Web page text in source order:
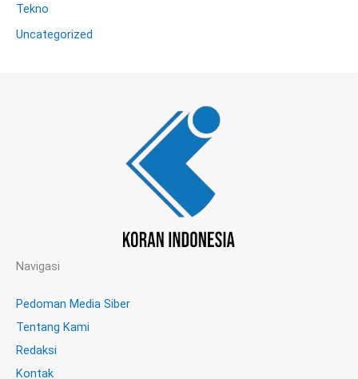
Tekno
Uncategorized
Navigasi
Pedoman Media Siber
Tentang Kami
Redaksi
Kontak